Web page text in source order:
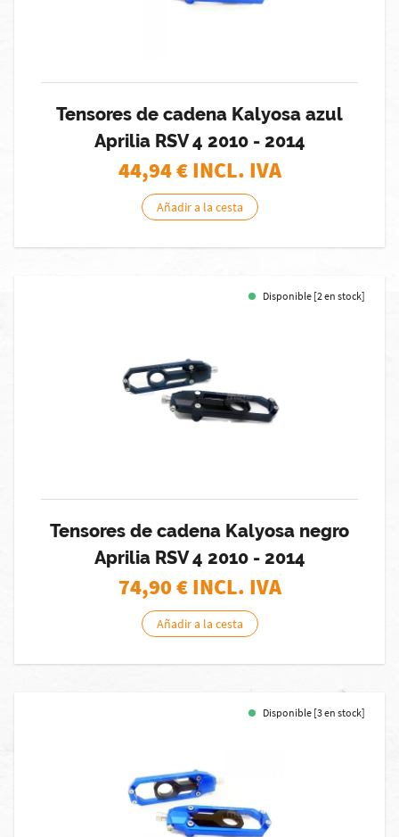
Tensores de cadena Kalyosa azul
Aprilia RSV 4 2010 - 2014
44,94€ INCL. IVA
Añadir a la cesta
Disponible [2 en stock]
Tensores de cadena Kalyosa negro
Aprilia RSV 4 2010 - 2014
74,90€ INCL. IVA
Añadir a la cesta
Disponible [3 en stock]